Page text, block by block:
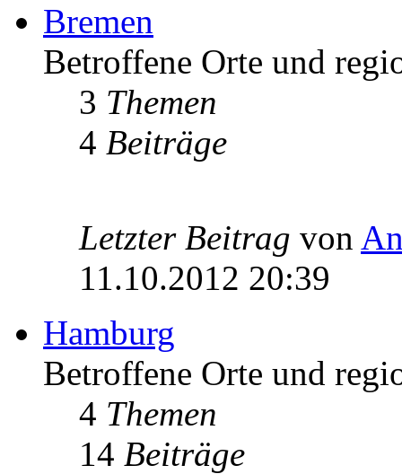
Bremen
Betroffene Orte und
3 Themen
4 Beiträge
Letzter Beitrag von
11.10.2012 20:39
Hamburg
Betroffene Orte und
4 Themen
14 Beiträge